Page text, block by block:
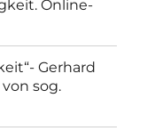
Online-
Gerhard
sog.